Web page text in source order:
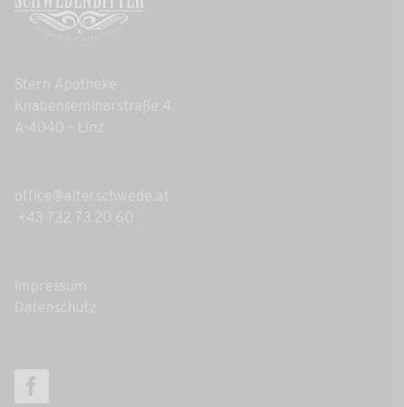
Stern Apotheke
Knabenseminarstraße 4
A-4040 – Linz
office@alterschwede.at
+43 732 73 20 60
Impressum
Datenschutz